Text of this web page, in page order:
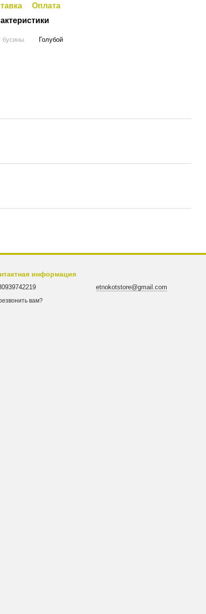
Оплата
бусины Голубой
информация
вам?
etnokotstore@gmail.com